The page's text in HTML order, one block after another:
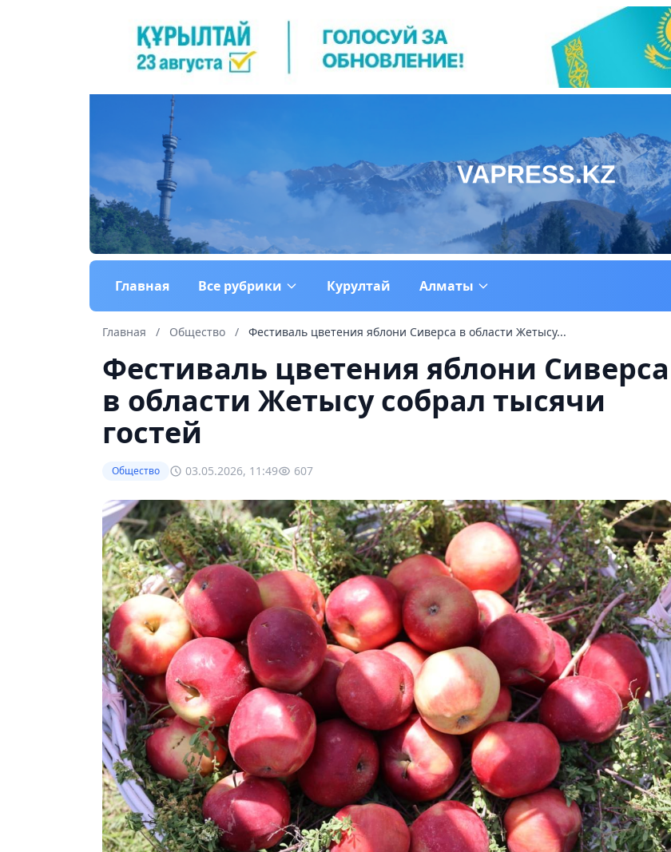
Главная Все рубрики Курултай Алматы
Главная / Общество / Фестиваль цветения яблони Сиверса в области Жетысу...
Фестиваль цветения яблони Сиверса
в области Жетысу собрал тысячи
гостей
Общество 03.05.2026, 11:49 607